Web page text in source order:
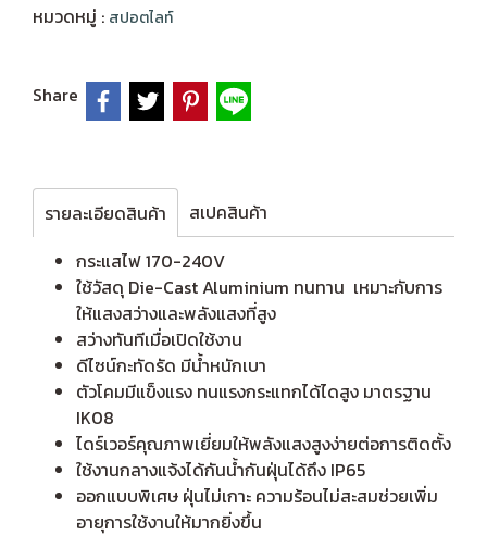
หมวดหมู่ : สปอตไลท์
Share
รายละเอียดสินค้า
สเปคสินค้า
กระแสไฟ 170-240V
ใช้วัสดุ Die-Cast Aluminium ทนทาน เหมาะกับการ
ให้แสงสว่างและพลังแสงที่สูง
สว่างทันทีเมื่อเปิดใช้งาน
ดีไซน์กะทัดรัด มีน้ำหนักเบา
ตัวโคมมีแข็งแรง ทนแรงกระแทกได้ไดสูง มาตรฐาน
IK08
ไดร์เวอร์คุณภาพเยี่ยมให้พลังแสงสูงง่ายต่อการติดตั้ง
ใช้งานกลางแจ้งได้กันน้ำกันฝุ่นได้ถึง IP65
ออกแบบพิเศษ ฝุ่นไม่เกาะ ความร้อนไม่สะสมช่วยเพิ่ม
อายุการใช้งานให้มากยิ่งขึ้น